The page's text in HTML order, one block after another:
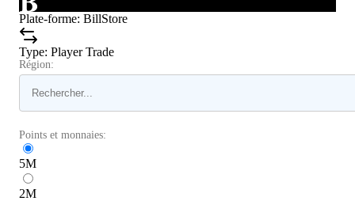
Plate-forme: BillStore
Type: Player Trade
Région:
Points et monnaies:
5M
2M